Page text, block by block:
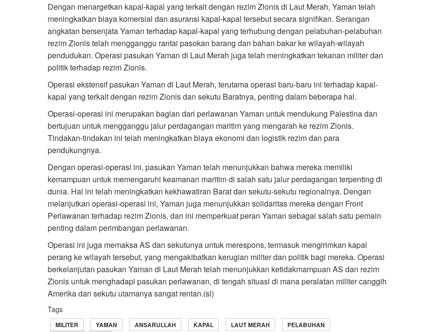
Dengan menargetkan kapal-kapal yang terkait dengan rezim Zionis di Laut Merah, Yaman telah
meningkatkan biaya komersial dan asuransi kapal-kapal tersebut secara signifikan. Serangan
angkatan bersenjata Yaman terhadap kapal-kapal yang terhubung dengan pelabuhan-pelabuhan
rezim Zionis telah mengganggu rantai pasokan barang dan bahan bakar ke wilayah-wilayah
pendudukan. Operasi pasukan Yaman di Laut Merah juga telah meningkatkan tekanan militer dan
politik terhadap rezim Zionis.
Operasi ekstensif pasukan Yaman di Laut Merah, terutama operasi baru-baru ini terhadap kapal-
kapal yang terkait dengan rezim Zionis dan sekutu Baratnya, penting dalam beberapa hal.
Operasi-operasi ini merupakan bagian dari perlawanan Yaman untuk mendukung Palestina dan
bertujuan untuk mengganggu jalur perdagangan maritim yang mengarah ke rezim Zionis.
Tindakan-tindakan ini telah meningkatkan biaya ekonomi dan logistik rezim dan para
pendukungnya.
Dengan operasi-operasi ini, pasukan Yaman telah menunjukkan bahwa mereka memiliki
kemampuan untuk memengaruhi keamanan maritim di salah satu jalur perdagangan terpenting di
dunia. Hal ini telah meningkatkan kekhawatiran Barat dan sekutu-sekutu regionalnya. Dengan
melanjutkan operasi-operasi ini, Yaman juga menunjukkan solidaritas mereka dengan Front
Perlawanan terhadap rezim Zionis, dan ini memperkuat peran Yaman sebagai salah satu pemain
penting dalam perimbangan perlawanan.
Operasi ini juga memaksa AS dan sekutunya untuk merespons, termasuk mengirimkan kapal
perang ke wilayah tersebut, yang mengakibatkan kerugian militer dan politik bagi mereka. Operasi
berkelanjutan pasukan Yaman di Laut Merah telah menunjukkan ketidakmampuan AS dan rezim
Zionis untuk menghadapi pasukan perlawanan, di tengah situasi di mana peralatan militer canggih
Amerika dan sekutu utamanya sangat rentan.(sl)
Tags
MILITER YAMAN ANSARULLAH KAPAL LAUT MERAH
PELABUHAN